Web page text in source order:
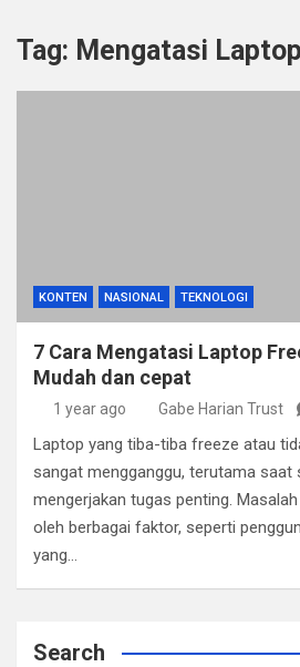
Tag: Mengatasi
KONTEN NASIONAL TEKNOLOGI
7 Cara Mengatasi Laptop
Mudah dan cepat
1 year ago Gabe Harian Trust
Laptop yang tiba-tiba freeze atau
sangat mengganggu, terutama saat
mengerjakan tugas penting.
oleh berbagai faktor, seperti
yang…
Search